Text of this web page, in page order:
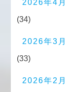
2026年4月
(34)
2026年3月
(33)
2026年2月